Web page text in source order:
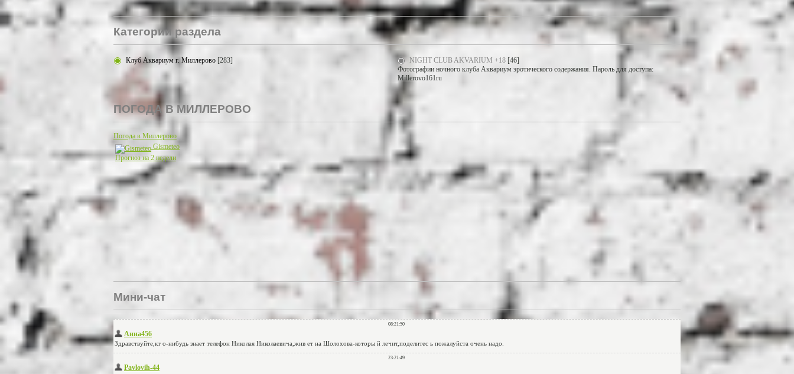
Категории раздела
Клуб Аквариум г. Миллерово [283] NIGHT CLUB AKVARIUM +18 [46]
Фотографии ночного клуба Аквариум эротического содержания. Пароль для доступа:
Millerovo161ru
ПОГОДА В МИЛЛЕРОВО
Погода в Миллерово
Gismeteo
Прогноз на 2 недели
Мини-чат